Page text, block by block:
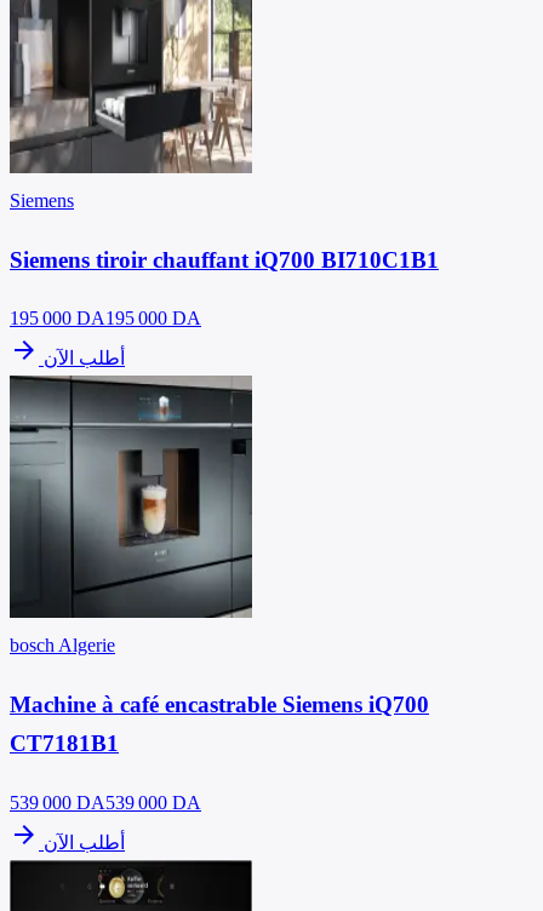
Siemens
Siemens tiroir chauffant iQ700 BI710C1B1
195 000 DA195 000 DA
arrow_forward أطلب الآن
bosch Algerie
Machine à café encastrable Siemens iQ700
CT7181B1
539 000 DA539 000 DA
arrow_forward أطلب الآن